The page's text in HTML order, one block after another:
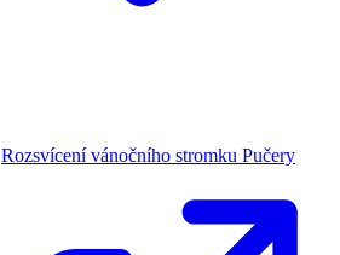
Rozsvícení vánočního stromku Pučery